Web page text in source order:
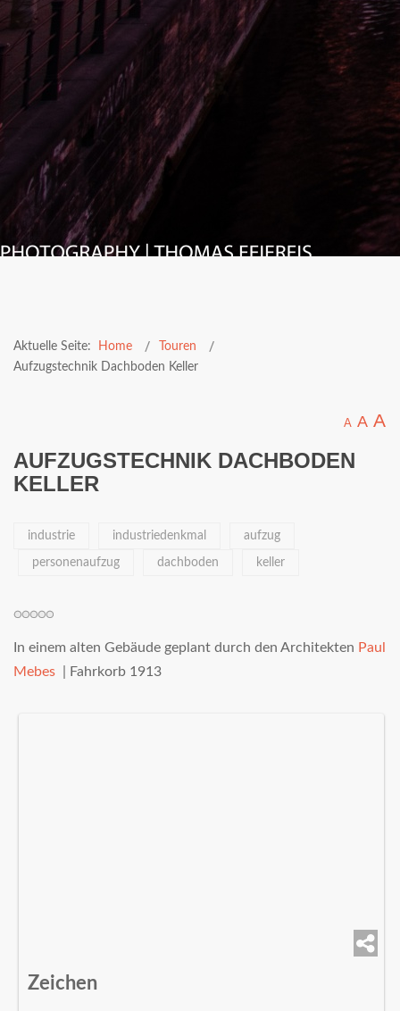
Aktuelle Seite: Home
Touren
Aufzugstechnik Dachboden Keller
A A A
AUFZUGSTECHNIK DACHBODEN
KELLER
industrie industriedenkmal aufzug
personenaufzug dachboden keller
In einem alten Gebäude geplant durch den Architekten Paul
Mebes | Fahrkorb 1913
Zeichen